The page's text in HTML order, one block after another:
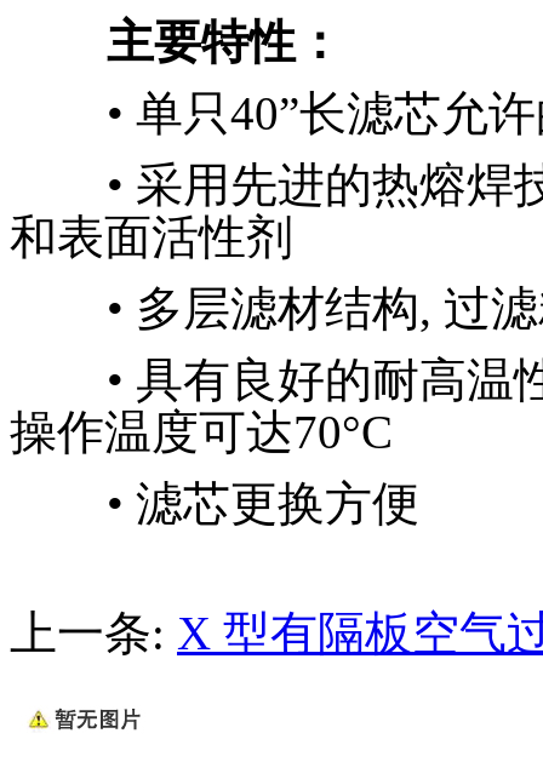
主要特性：
• 单只40”长滤芯允
• 采用先进的热熔焊
和表面活性剂
• 多层滤材结构, 过滤
• 具有良好的耐高温
操作温度可达70°C
• 滤芯更换方便
上一条: X 型有隔板空气